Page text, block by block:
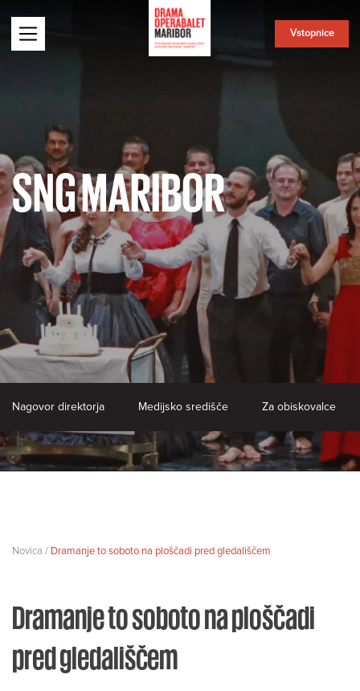
Vstopnice
SNG MARIBOR
Nagovor direktorja Medijsko središče Za obiskovalce
Novica / Dramanje to soboto na ploščadi pred gledališčem
Dramanje to soboto na ploščadi
pred gledališčem